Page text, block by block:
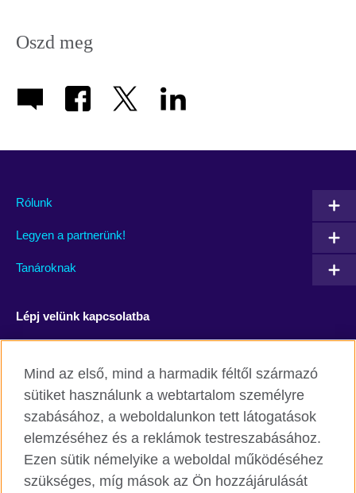
Oszd meg
Rólunk
Legyen a partnerünk!
Tanároknak
Lépj velünk kapcsolatba
Instagram Blog
RSS TikTok
Mind az első, mind a harmadik féltől származó
sütiket használunk a webtartalom személyre
szabásához, a weboldalunkon tett látogatások
elemzéséhez és a reklámok testreszabásához.
Ezen sütik némelyike a weboldal működéséhez
szükséges, míg mások az Ön hozzájárulását